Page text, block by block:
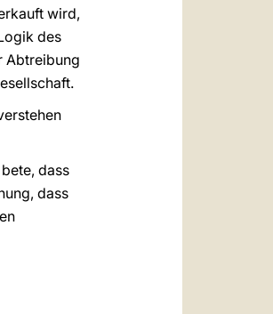
wird,
des
Abtreibung
dass
dass